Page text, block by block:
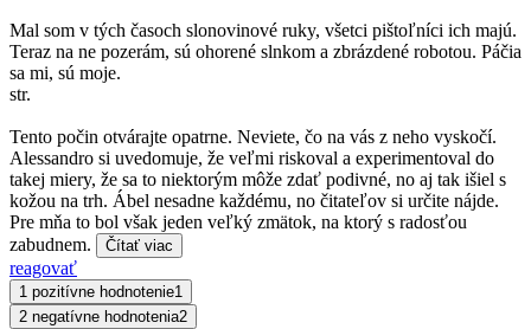
Mal som v tých časoch slonovinové ruky, všetci pištoľníci ich majú.
Teraz na ne pozerám, sú ohorené slnkom a zbrázdené robotou. Páčia
sa mi, sú moje.
str.
Tento počin otvárajte opatrne. Neviete, čo na vás z neho vyskočí.
Alessandro si uvedomuje, že veľmi riskoval a experimentoval do
takej miery, že sa to niektorým môže zdať podivné, no aj tak išiel s
kožou na trh. Ábel nesadne každému, no čitateľov si určite nájde.
Pre mňa to bol však jeden veľký zmätok, na ktorý s radosťou
zabudnem.
Čítať viac
reagovať
1 pozitívne hodnotenie1
2 negatívne hodnotenia2